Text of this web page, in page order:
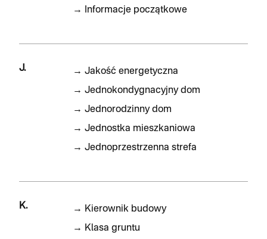
→ Informacje początkowe
J. → Jakość energetyczna
→ Jednokondygnacyjny dom
→ Jednorodzinny dom
→ Jednostka mieszkaniowa
→ Jednoprzestrzenna strefa
K. → Kierownik budowy
→ Klasa gruntu